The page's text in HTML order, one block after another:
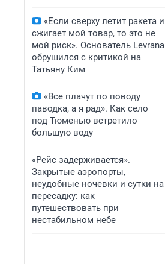
«Если сверху летит ракета и
сжигает мой товар, то это не
мой риск». Основатель Levrana
обрушился с критикой на
Татьяну Ким
«Все плачут по поводу
паводка, а я рад». Как село
под Тюменью встретило
большую воду
«Рейс задерживается».
Закрытые аэропорты,
неудобные ночевки и сутки на
пересадку: как
путешествовать при
нестабильном небе